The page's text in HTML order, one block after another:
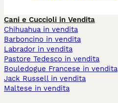
Cani e Cuccioli in Vendita
Chihuahua in vendita
Barboncino in vendita
Labrador in vendita
Pastore Tedesco in vendita
Bouledogue Francese in vendita
Jack Russell in vendita
Maltese in vendita